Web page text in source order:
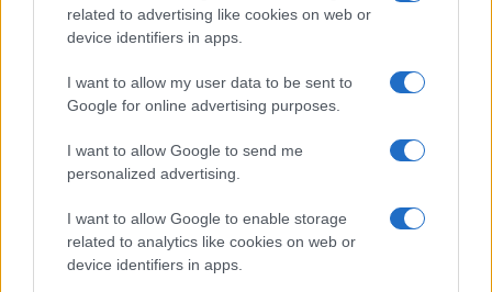
related to advertising like cookies on web or
device identifiers in apps.
I want to allow my user data to be sent to
Google for online advertising purposes.
I want to allow Google to send me
personalized advertising.
I want to allow Google to enable storage
related to analytics like cookies on web or
device identifiers in apps.
ΔΙΕΘΝΗ
03/06/2026 - 22:07
ΛΔ Κονγκό: Διπλό πλήγμα από το
Ισλαμικό Κράτος και τον Έμπολα – 16